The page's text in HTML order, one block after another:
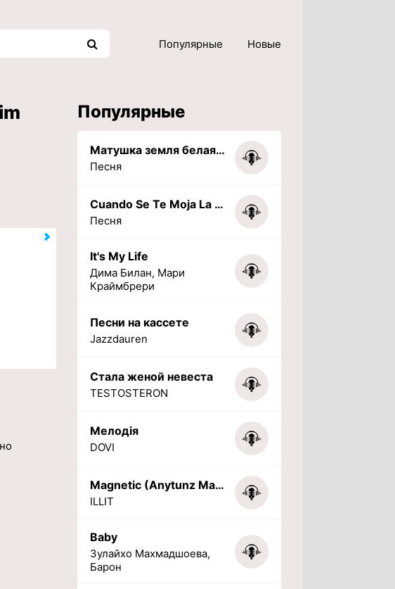
Популярные Новые
Популярные
Матушка земля белая березонька
Песня
Cuando Se Te Moja La Tarea (PHONK) (Slowed + Reverbed)
Песня
It's My Life
Дима Билан, Мари
Краймбрери
Песни на кассете
Jazzdauren
Стала женой невеста
TESTOSTERON
Мелодія
DOVI
Magnetic (Anytunz Marimba Ringtone)
ILLIT
Baby
Зулайхо Махмадшоева,
Барон